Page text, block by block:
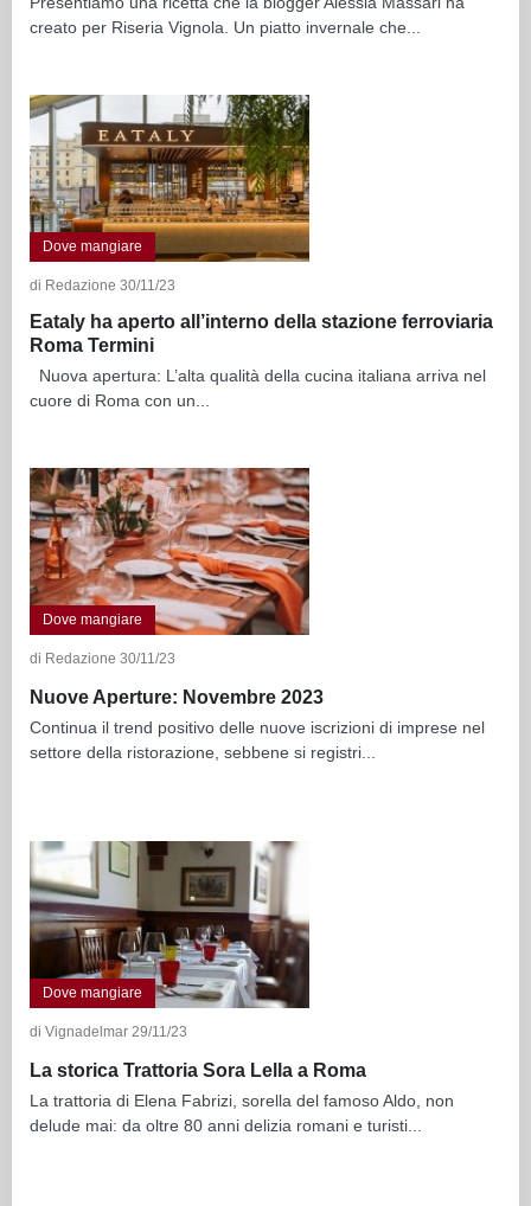
creato per Riseria Vignola. Un piatto invernale che...
Dove mangiare
di Redazione 30/11/23
Eataly ha aperto all’interno della stazione ferroviaria
Roma Termini
Nuova apertura: L’alta qualità della cucina italiana arriva nel
cuore di Roma con un...
Dove mangiare
di Redazione 30/11/23
Nuove Aperture: Novembre 2023
Continua il trend positivo delle nuove iscrizioni di imprese nel
settore della ristorazione, sebbene si registri...
Dove mangiare
di Vignadelmar 29/11/23
La storica Trattoria Sora Lella a Roma
La trattoria di Elena Fabrizi, sorella del famoso Aldo, non
delude mai: da oltre 80 anni delizia romani e turisti...